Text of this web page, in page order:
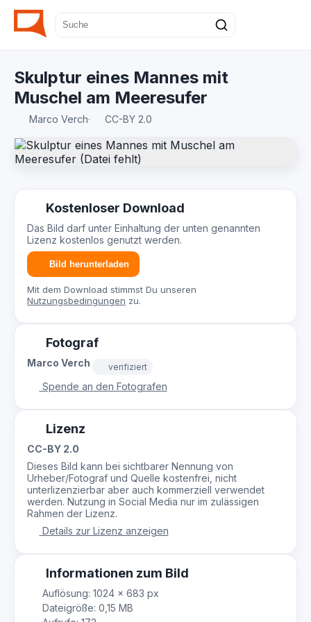
Skulptur eines Mannes mit
Muschel am Meeresufer
Marco Verch· CC-BY 2.0
Kostenloser Download
Das Bild darf unter Einhaltung der unten genannten
Lizenz kostenlos genutzt werden.
Bild herunterladen
Mit dem Download stimmst Du unseren
Nutzungsbedingungen zu.
Fotograf
Marco Verch verifiziert
Spende an den Fotografen
Lizenz
CC-BY 2.0
Dieses Bild kann bei sichtbarer Nennung von
Urheber/Fotograf und Quelle kostenfrei, nicht
unterlizenzierbar aber auch kommerziell verwendet
werden. Nutzung in Social Media nur im zulässigen
Rahmen der Lizenz.
Details zur Lizenz anzeigen
Informationen zum Bild
Auflösung: 1024 × 683 px
Dateigröße: 0,15 MB